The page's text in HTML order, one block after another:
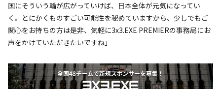
国にそういう輪が広がっていけば、日本全体が元気になってい
く。とにかくものすごい可能性を秘めていますから、少しでもご
関心をお持ちの方は是非、気軽に3x3.EXE PREMIERの事務局にお
声をかけていただきたいですね」